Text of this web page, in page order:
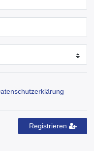
Registrieren